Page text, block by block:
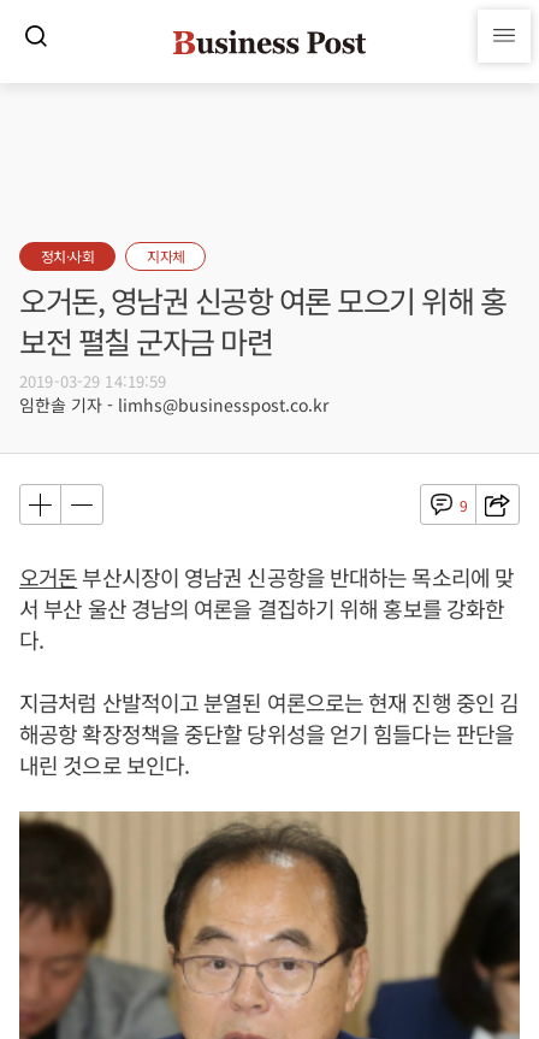
정치·사회 지자체
오거돈, 영남권 신공항 여론 모으기 위해 홍
보전 펼칠 군자금 마련
2019-03-29 14:19:59
임한솔 기자 - limhs@businesspost.co.kr
9
오거돈부산시장이 영남권 신공항을 반대하는 목소리에 맞
서 부산 울산 경남의 여론을 결집하기 위해 홍보를 강화한
다.
지금처럼 산발적이고 분열된 여론으로는 현재 진행 중인 김
해공항 확장정책을 중단할 당위성을 얻기 힘들다는 판단을
내린 것으로 보인다.